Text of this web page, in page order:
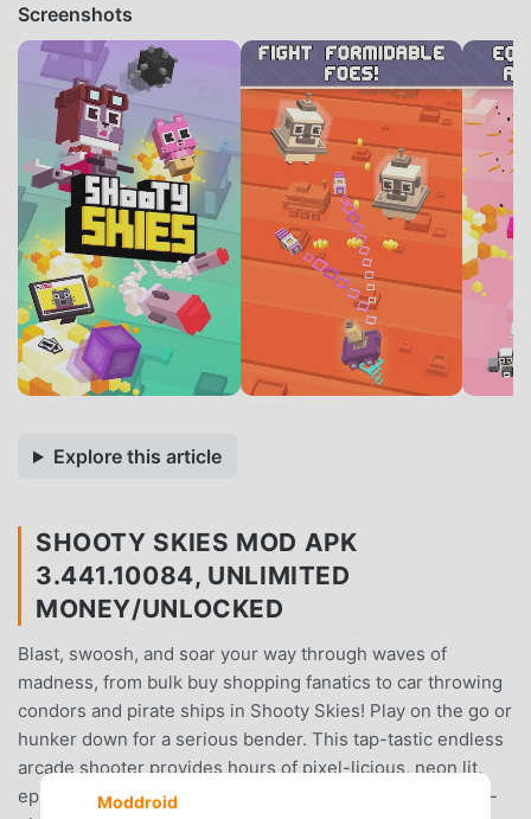
Screenshots
Explore this article
SHOOTY SKIES MOD APK
3.441.10084, UNLIMITED
MONEY/UNLOCKED
Blast, swoosh, and soar your way through waves of
madness, from bulk buy shopping fanatics to car throwing
condors and pirate ships in Shooty Skies! Play on the go or
hunker down for a serious bender. This tap-tastic endless
arcade shooter provides hours of pixel-licious, neon lit,
epic rainbow unicorn levels of fun!Get yourself:Free-to-
Moddroid